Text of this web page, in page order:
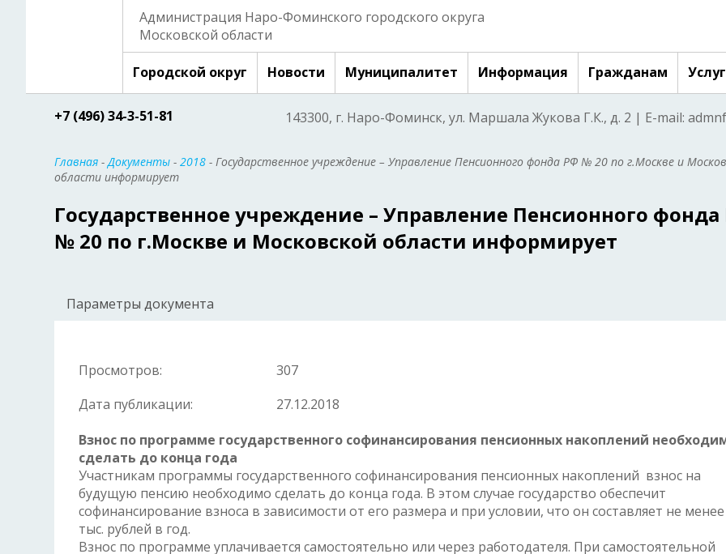
Администрация Наро-Фоминского городского округа
Московской области
Городской округ Новости Муниципалитет Информация Гражданам
+7 (496) 34-3-51-81 143300, г. Наро-Фоминск, ул. Маршала Жукова Г.К., д. 2 | E-mail:
Главная -Документы - 2018 - Государственное учреждение – Управление Пенсионного фонда РФ № 20 по г.Москве и
области информирует
Государственное учреждение – Управление Пенсионного
№ 20 по г.Москве и Московской области информирует
Параметры документа
Просмотров:
307
Дата публикации:
27.12.2018
Взнос по программе государственного софинансирования пенсионных накоплений
сделать до конца года
Участникам программы государственного софинансирования пенсионных накоплений взнос на
будущую пенсию необходимо сделать до конца года. В этом случае государство обеспечит
софинансирование взноса в зависимости от его размера и при условии, что он составляет не менее
тыс. рублей в год.
Взнос по программе уплачивается самостоятельно или через работодателя. При самостоятельной